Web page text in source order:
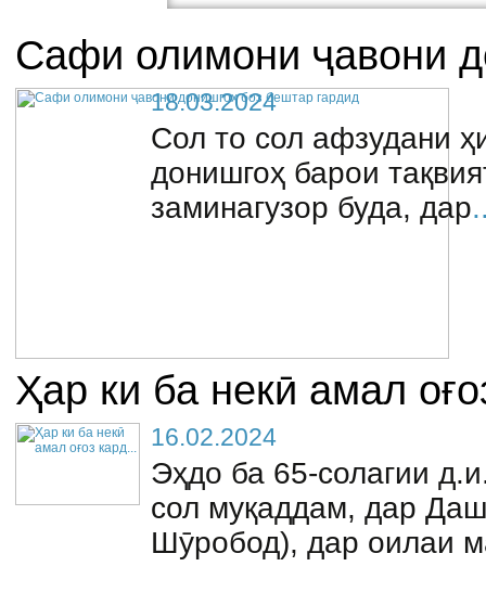
Сафи олимони ҷавони
18.03.2024
Сол то сол афзудани
донишгоҳ барои
заминагузор буда, дар
Ҳар ки ба некӣ амал
16.02.2024
Эҳдо ба 65-солагии
сол муқаддам, дар
Шӯробод), дар оилаи